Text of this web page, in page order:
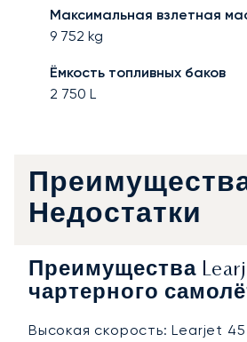
Максимальная взлетная
9 752 kg
Ёмкость топливных баков
2 750 L
Недостатки
Преимущества
чартерного
Высокая скорость: Learjet